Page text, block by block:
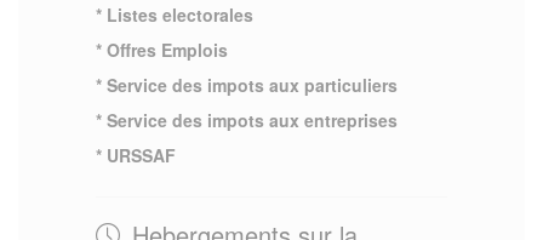
* Listes electorales
* Offres Emplois
* Service des impots aux particuliers
* Service des impots aux entreprises
* URSSAF